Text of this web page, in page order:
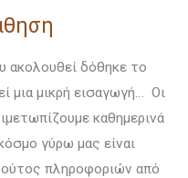
ακολουθεί δόθηκε το
μικρή εισαγωγή… Οι
καθημερινά
γύρω μας είναι
πληροφοριών από